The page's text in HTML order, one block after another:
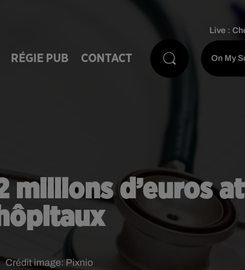
RÉGIE PUB CONTACT
Live :
On My
millions d’euros
hôpitaux
Crédit image: Pixnio